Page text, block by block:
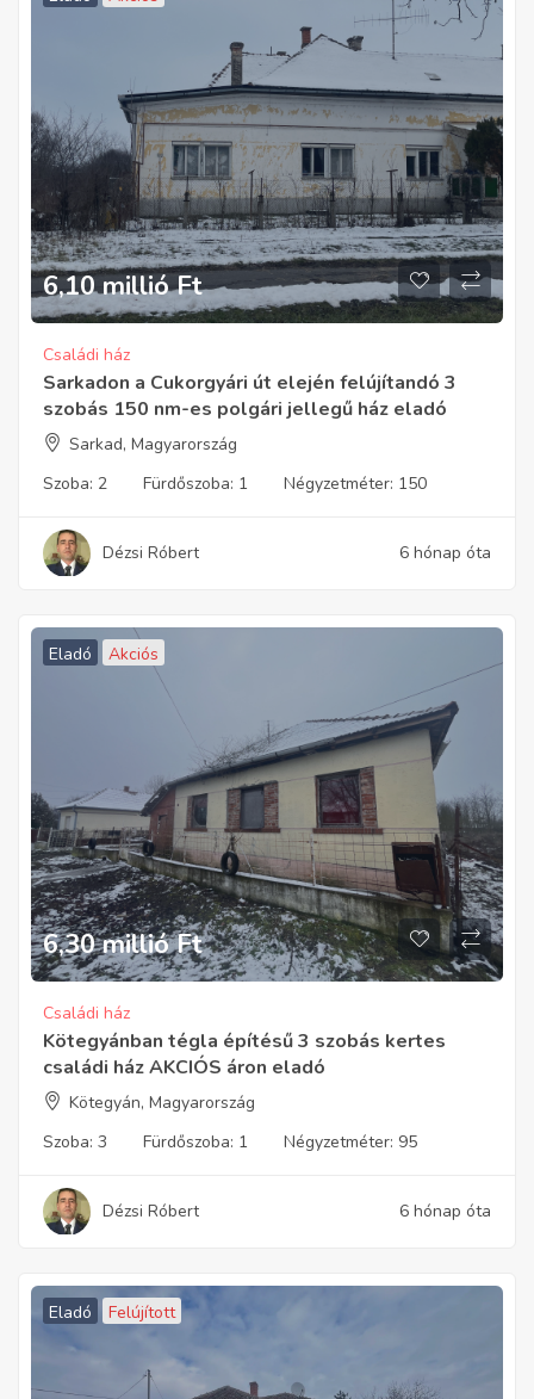
6,10 millió Ft
Családi ház
Sarkadon a Cukorgyári út elején felújítandó 3
szobás 150 nm-es polgári jellegű ház eladó
Sarkad, Magyarország
Szoba: 2 Fürdőszoba: 1 Négyzetméter: 150
Dézsi Róbert 6 hónap óta
Eladó Akciós
6,30 millió Ft
Családi ház
Kötegyánban tégla építésű 3 szobás kertes
családi ház AKCIÓS áron eladó
Kötegyán, Magyarország
Szoba: 3 Fürdőszoba: 1 Négyzetméter: 95
Dézsi Róbert 6 hónap óta
Eladó Felújított